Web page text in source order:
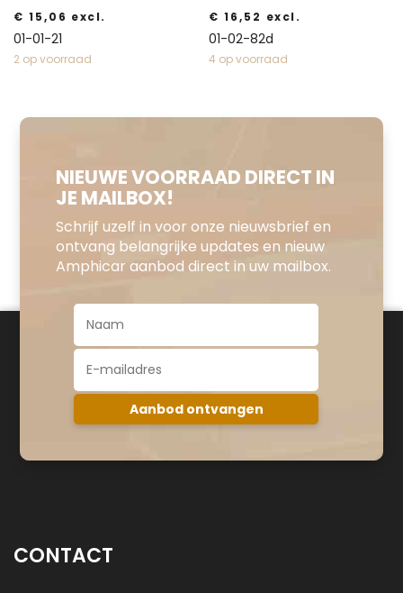
€ 15,06 excl.
01-01-21
2 op voorraad
€ 16,52 excl.
01-02-82d
4 op voorraad
NIEUWE VOORRAAD DIRECT IN
JE MAILBOX!
Schrijf uzelf in voor onze nieuwsbrief en
ontvang belangrijke updates en nieuw
Amphicar aanbod direct in uw mailbox.
CONTACT